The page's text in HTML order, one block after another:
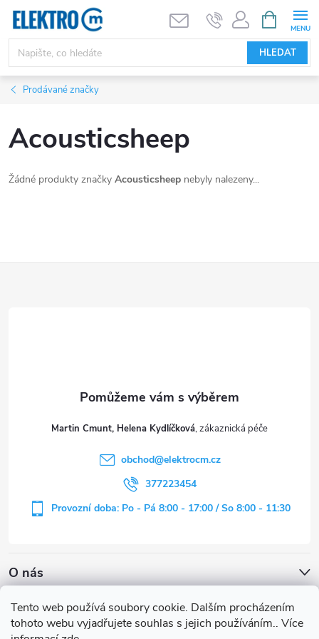
Tento web používá soubory cookie. Dalším procházením
tohoto webu vyjadřujete souhlas s jejich používáním.. Více
Přejít
obsah
HLEDAT
NÁKUPNÍ
KOŠÍK
Prodávané značky
Acousticsheep
Žádné produkty značky Acousticsheep nebyly nalezeny...
O nás
Martin Cmunt, Helena Kydlíčková
obchod@elektrocm.cz
377223454
Provozní doba: Po - Pá 8:00 - 17:00 / So 8:00 - 11:30